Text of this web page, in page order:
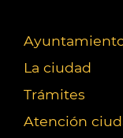
La ciudad
Trámites
Atención